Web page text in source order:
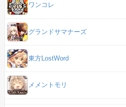
ワンコレ
グランドサマナーズ
東方LostWord
メメントモリ